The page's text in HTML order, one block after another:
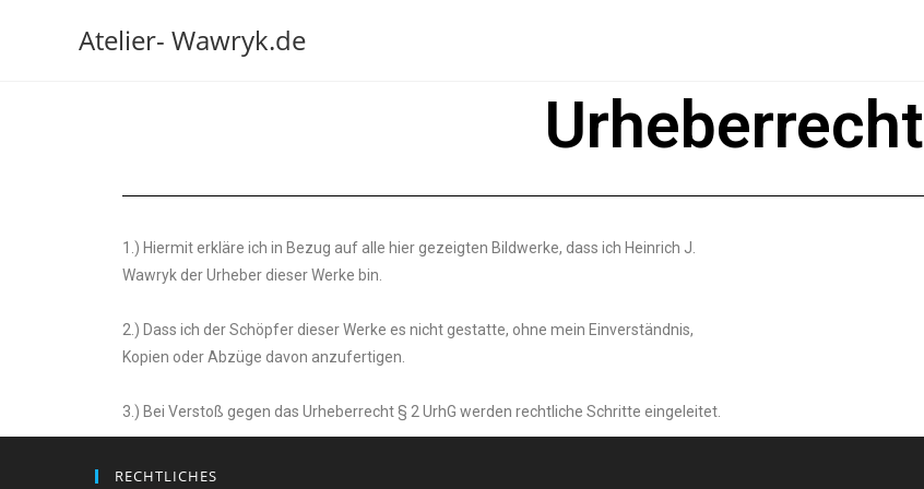
Atelier- Wawryk.de
Urheberrecht
1.) Hiermit erkläre ich in Bezug auf alle hier gezeigten Bildwerke, dass ich Heinrich J.
Wawryk der Urheber dieser Werke bin.
2.) Dass ich der Schöpfer dieser Werke es nicht gestatte, ohne mein Einverständnis,
Kopien oder Abzüge davon anzufertigen.
3.) Bei Verstoß gegen das Urheberrecht § 2 UrhG werden rechtliche Schritte eingeleitet.
RECHTLICHES